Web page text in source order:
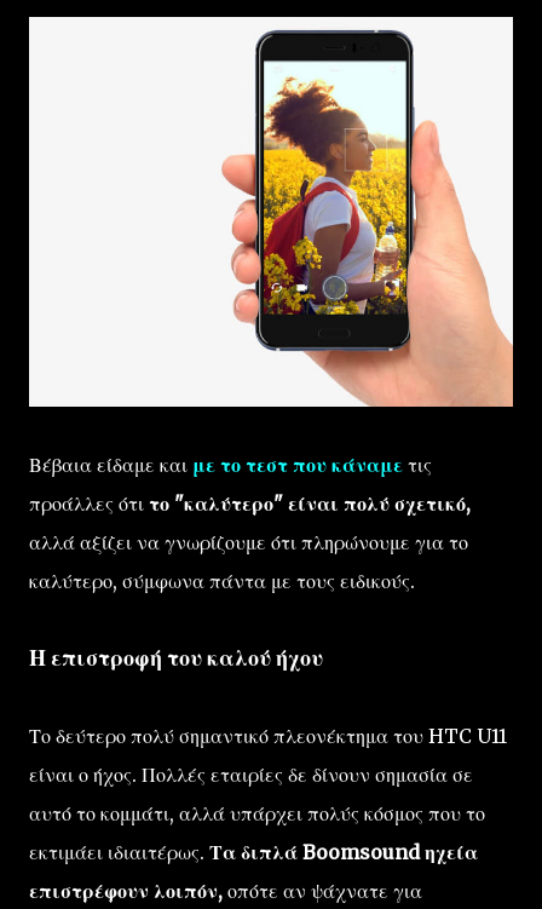
Βέβαια είδαμε και με το τεστ που κάναμε τις
προάλλες ότι το "καλύτερο" είναι πολύ σχετικό,
αλλά αξίζει να γνωρίζουμε ότι πληρώνουμε για το
καλύτερο, σύμφωνα πάντα με τους ειδικούς.
Η επιστροφή του καλού ήχου
Το δεύτερο πολύ σημαντικό πλεονέκτημα του HTC U11
είναι ο ήχος. Πολλές εταιρίες δε δίνουν σημασία σε
αυτό το κομμάτι, αλλά υπάρχει πολύς κόσμος που το
εκτιμάει ιδιαιτέρως. Τα διπλά Boomsound ηχεία
επιστρέφουν λοιπόν, οπότε αν ψάχνατε για